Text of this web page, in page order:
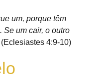
um, porque têm
Se um cair, o outro
4:9-10)